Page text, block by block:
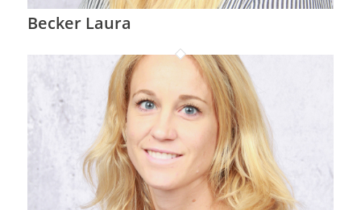
Becker Laura